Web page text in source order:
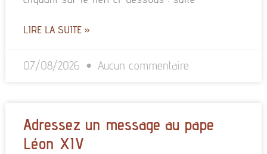
LIRE LA SUITE »
07/08/2026 Aucun commentaire
Adressez un message au pape
Léon XIV